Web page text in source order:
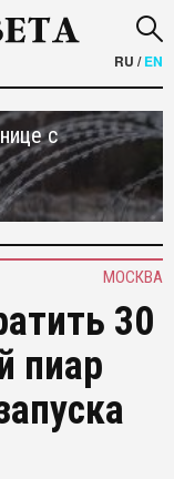
RU /EN
с
МОСКВА
30
пиар